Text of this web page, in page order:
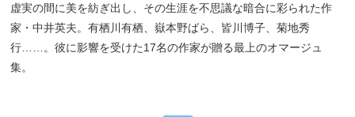
虚実の間に美を紡ぎ出し、その生涯を不思議な暗合に彩られた作
家・中井英夫。有栖川有栖、嶽本野ばら、皆川博子、菊地秀
行……。彼に影響を受けた17名の作家が贈る最上のオマージュ
集。